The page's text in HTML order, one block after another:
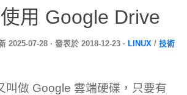
用 Google Drive
2025-07-28 · 發表於 2018-12-23 · LINUX / 技術
叫做 Google 雲端硬碟，只要有